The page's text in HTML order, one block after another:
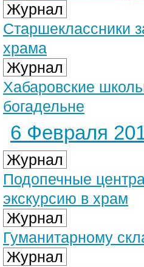
Журнал
Старшеклассники
храма
Журнал
Хабаровские
богадельне
6 Февраля
Журнал
Подопечные
экскурсию в храм
Журнал
Гуманитарному
Журнал